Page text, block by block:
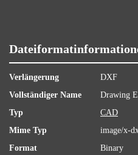
Verlängerung
DXF
Vollständiger Name
Drawing
Typ
CAD
Mime Typ
image/x-
Format
Binary